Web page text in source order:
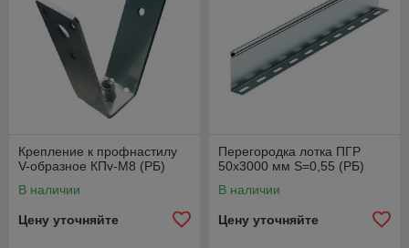
Крепление к профнастилу
V-образное КПv-M8 (РБ)
В наличии
Цену уточняйте
Перегородка лотка ПГР
50х3000 мм S=0,55 (РБ)
В наличии
Цену уточняйте